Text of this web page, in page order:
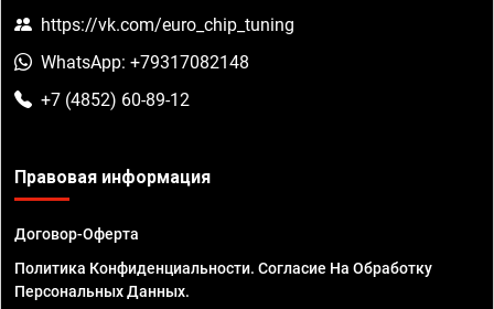
https://vk.com/euro_chip_tuning
WhatsApp: +79317082148
+7 (4852) 60-89-12
Правовая информация
Договор-Оферта
Политика Конфиденциальности. Согласие На Обработку
Персональных Данных.